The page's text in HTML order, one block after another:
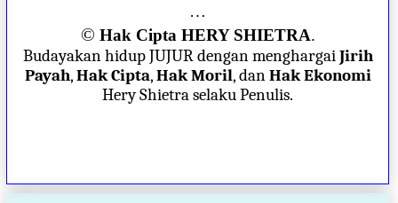
…
© Hak Cipta HERY SHIETRA.
Budayakan hidup JUJUR dengan menghargaiJirih
Payah,Hak Cipta,Hak Moril, danHak Ekonomi
Hery Shietra selaku Penulis.